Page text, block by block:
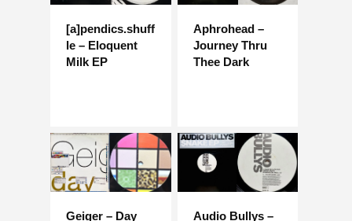
[a]pendics.shuff
le – Eloquent
Milk EP
Aphrohead –
Journey Thru
Thee Dark
Geiger – Day
Audio Bullys –